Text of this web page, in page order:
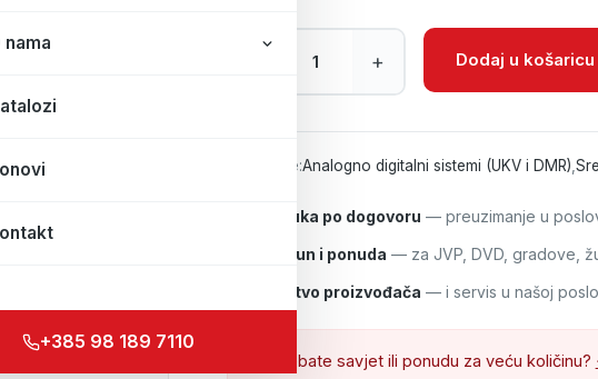
nama
+385 98 189 7110
Ručna stanica Hytera PD405 količina
+ Dodaj u košaricu
Kategorije:Analogno digitalni sistemi (UKV i DMR)
Isporuka po dogovoru — preuzimanje u
R1 račun i ponuda — za JVP, DVD, gradove,
Jamstvo proizvođača — i servis u našoj
Trebate savjet ili ponudu za veću količinu?